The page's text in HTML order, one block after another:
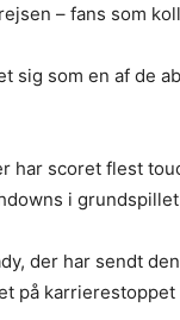
– fans som
sig som en af de
har scoret flest
i
der har sendt
på karrierestoppet